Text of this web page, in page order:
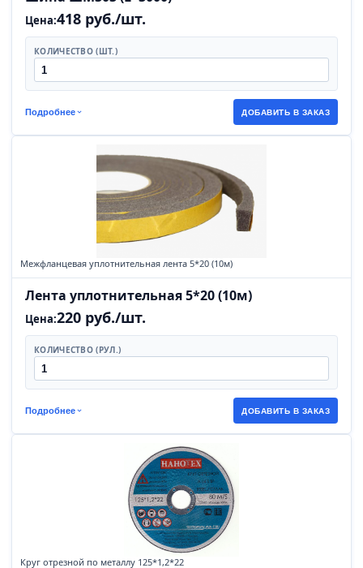
Цена:418 руб./шт.
КОЛИЧЕСТВО (ШТ.)
Подробнее ДОБАВИТЬ В ЗАКАЗ
Межфланцевая уплотнительная лента 5*20 (10м)
Лента уплотнительная 5*20 (10м)
Цена:220 руб./шт.
КОЛИЧЕСТВО (РУЛ.)
Подробнее ДОБАВИТЬ В ЗАКАЗ
Круг отрезной по металлу 125*1,2*22